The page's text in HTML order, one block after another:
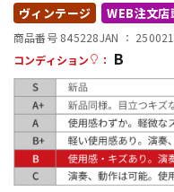
配信/ライブ機器
中古
ヴィンテージ WEB注文店
商品番号 845228JAN ：
コンディション
： B